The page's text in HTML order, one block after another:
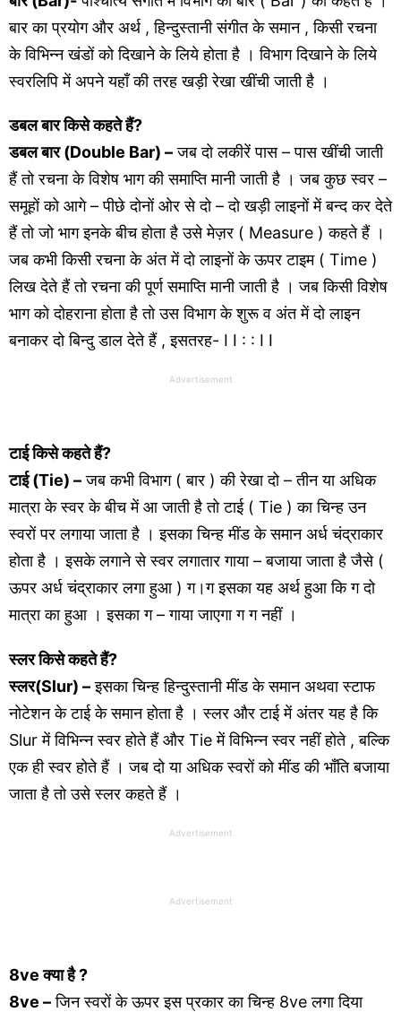
बार का प्रयोग और अर्थ , हिन्दुस्तानी संगीत के समान , किसी रचना
के विभिन्न खंडों को दिखाने के लिये होता है । विभाग दिखाने के लिये
स्वरलिपि में अपने यहाँ की तरह खड़ी रेखा खींची जाती है ।
डबल बारकिसे कहते हैं?
डबल बार (Double Bar) –जब दो लकीरें पास – पास खींची जाती
हैं तो रचना के विशेष भाग की समाप्ति मानी जाती है । जब कुछ स्वर –
समूहों को आगे – पीछे दोनों ओर से दो – दो खड़ी लाइनों में बन्द कर देते
हैं तो जो भाग इनके बीच होता है उसे मेज़र ( Measure ) कहते हैं ।
जब कभी किसी रचना के अंत में दो लाइनों के ऊपर टाइम ( Time )
लिख देते हैं तो रचना की पूर्ण समाप्ति मानी जाती है । जब किसी विशेष
भाग को दोहराना होता है तो उस विभाग के शुरू व अंत में दो लाइन
बनाकर दो बिन्दु डाल देते हैं , इसतरह- I I : : I I
Advertisement
टाईकिसे कहते हैं?
टाई (Tie) –जब कभी विभाग ( बार ) की रेखा दो – तीन या अधिक
मात्रा के स्वर के बीच में आ जाती है तो टाई ( Tie ) का चिन्ह उन
स्वरों पर लगाया जाता है । इसका चिन्ह मींड के समान अर्ध चंद्राकार
होता है । इसके लगाने से स्वर लगातार गाया – बजाया जाता है जैसे (
ऊपर अर्ध चंद्राकार लगा हुआ ) ग।ग इसका यह अर्थ हुआ कि ग दो
मात्रा का हुआ । इसका ग – गाया जाएगा ग ग नहीं ।
स्लरकिसे कहते हैं?
स्लर(Slur) –इसका चिन्ह हिन्दुस्तानी मींड के समान अथवा स्टाफ
नोटेशन के टाई के समान होता है । स्लर और टाई में अंतर यह है कि
Slur में विभिन्न स्वर होते हैं और Tie में विभिन्न स्वर नहीं होते , बल्कि
एक ही स्वर होते हैं । जब दो या अधिक स्वरों को मींड की भाँति बजाया
जाता है तो उसे स्लर कहते हैं ।
Advertisement
Advertisement
8veक्या है ?
8ve –जिन स्वरों के ऊपर इस प्रकार का चिन्ह 8ve लगा दिया